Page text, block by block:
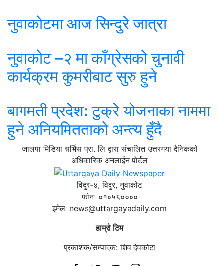
नुवाकोटमा आज सिन्दुरे जात्रा
नुवाकोट –२ मा काँग्रेसको चुनावी
कार्यक्रम कुमरीबाट सुरु हुने
बागमती प्रदेश: टुक्रे योजनाका नाममा
हुने अनियमितताको अन्त्य हुँदै
जालपा मिडिया सर्भिस प्रा. लि द्वारा संचालित उत्तरगया दैनिकको
अधिकारिक अनलाईन पोर्टल
विदुर-४, विदुर, नुवाकोट
फोन: ०१०५६००००
इमेल: news@uttargayadaily.com
हाम्रो टिम
प्रकाशक/सम्पादक: शिव देवकोटा